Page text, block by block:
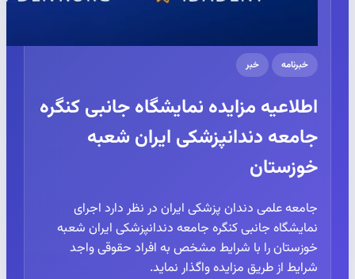
خبرنامه خبر
اطلاعیه مزایده نمایشگاه جانبی کنگره
جامعه دندانپزشکی ایران شعبه
خوزستان
جامعه علمی دندان پزشکی ایران در نظر دارد اجرای
نمایشگاه جانبی کنگره جامعه دندانپزشکی ایران شعبه
خوزستان را با شرایط مشخص به افراد حقوقی واجد
شرایط از طریق مزایده واگذار نماید.